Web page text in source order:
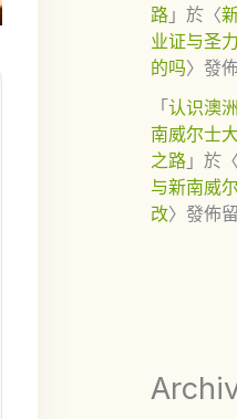
路 」於〈
业证与圣
的吗〉發
「认识澳
南威尔士
之路 」於〈
与新南威
改〉發佈